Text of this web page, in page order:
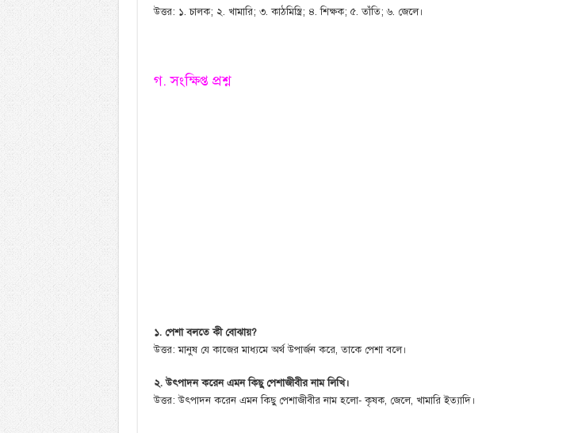
উত্তর: ১. চালক; ২. খামারি; ৩. কাঠমিস্ত্রি; ৪. শিক্ষক; ৫. তাঁতি; ৬. জেলে।
গ. সংক্ষিপ্ত প্রশ্ন
১. পেশা বলতে কী বোঝায়?
উত্তর: মানুষ যে কাজের মাধ্যমে অর্থ উপার্জন করে, তাকে পেশা বলে।
২. উৎপাদন করেন এমন কিছু পেশাজীবীর নাম লিখি।
উত্তর: উৎপাদন করেন এমন কিছু পেশাজীবীর নাম হলো- কৃষক, জেলে, খামারি ইত্যাদি।